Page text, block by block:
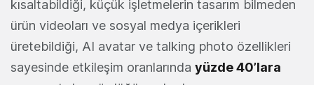
kısaltabildiği, küçük işletmelerin tasarım bilmeden
ürün videoları ve sosyal medya içerikleri
üretebildiği, AI avatar ve talking photo özellikleri
sayesinde etkileşim oranlarında yüzde 40’lara